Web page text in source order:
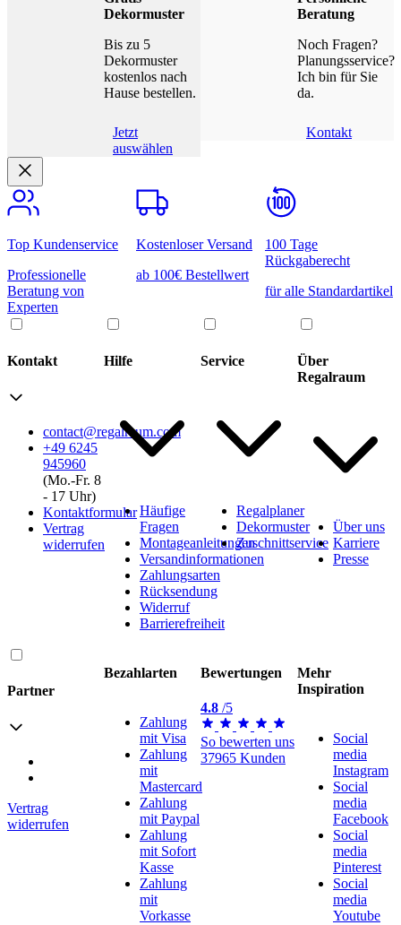
Dekormuster
Bis zu 5
Dekormuster
kostenlos nach
Hause bestellen.
Jetzt
auswählen
Beratung
Noch Fragen?
Planungsservice?
Ich bin für Sie
da.
Kontakt
Top Kundenservice
Professionelle
Beratung von
Experten
Kostenloser Versand
ab 100€ Bestellwert
100 Tage
Rückgaberecht
für alle Standardartikel
Kontakt
contact@regalraum.com
+49 6245
945960
(Mo.‑Fr. 8
‑ 17 Uhr)
Kontaktformular
Vertrag
widerrufen
Hilfe
Häufige
Fragen
Montageanleitungen
Versandinformationen
Zahlungsarten
Rücksendung
Widerruf
Barrierefreiheit
Service
Regalplaner
Dekormuster
Zuschnittservice
Über
Regalraum
Über uns
Karriere
Presse
Partner
Versand mit GLS
Versand mit Schenker
Vertrag
widerrufen
Bezahlarten
Zahlung
mit Visa
Zahlung
mit
Mastercard
Zahlung
mit Paypal
Zahlung
mit Sofort
Kasse
Zahlung
mit
Vorkasse
Bewertungen
4.8 /5
So bewerten uns
37965 Kunden
Mehr
Inspiration
Social
media
Instagram
Social
media
Facebook
Social
media
Pinterest
Social
media
Youtube